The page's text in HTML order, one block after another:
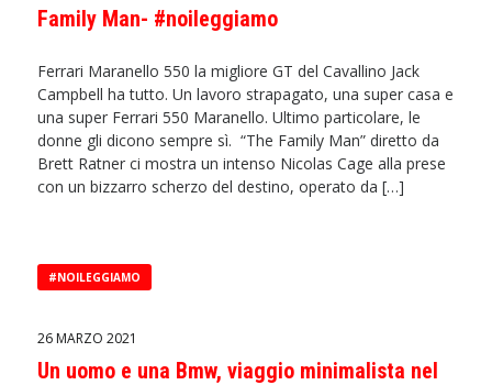
Family Man- #noileggiamo
Ferrari Maranello 550 la migliore GT del Cavallino Jack
Campbell ha tutto. Un lavoro strapagato, una super casa e
una super Ferrari 550 Maranello. Ultimo particolare, le
donne gli dicono sempre sì. “The Family Man” diretto da
Brett Ratner ci mostra un intenso Nicolas Cage alla prese
con un bizzarro scherzo del destino, operato da […]
#NOILEGGIAMO
26 MARZO 2021
Un uomo e una Bmw, viaggio minimalista nel